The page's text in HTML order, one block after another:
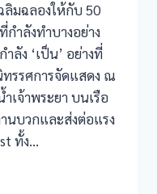
ลิมฉลองให้กับ 50
ำลังทำบางอย่าง
ลัง ‘เป็น’ อย่างที่
ทรรศการจัดแสดง ณ
เจ้าพระยา บนเรือ
นบวกและส่งต่อแรง
ทั้ง…